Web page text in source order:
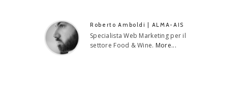
Roberto Amboldi | ALMA-AIS
Specialista Web Marketing per il
settore Food & Wine. More...